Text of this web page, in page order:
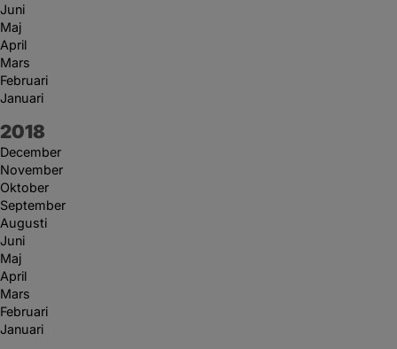
Juni
Maj
April
Mars
Februari
Januari
År:
2018
December
November
Oktober
September
Augusti
Juni
Maj
April
Mars
Februari
Januari